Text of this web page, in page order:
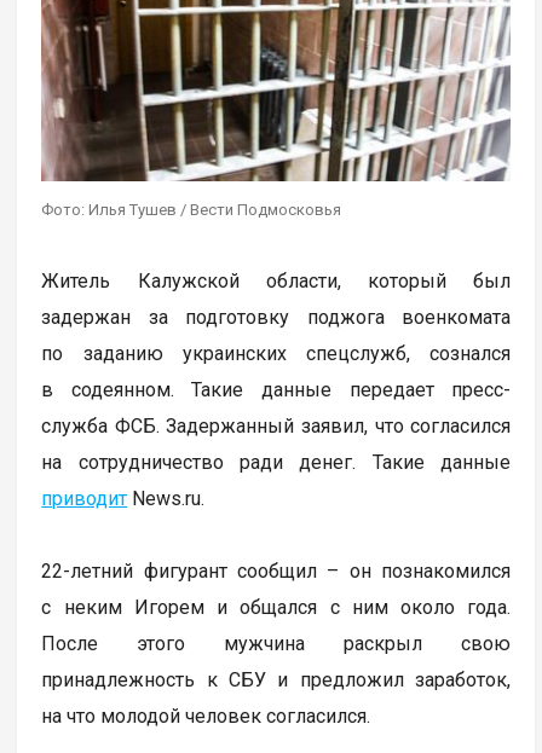
Фото: Илья Тушев / Вести Подмосковья
Житель Калужской области, который был
задержан за подготовку поджога военкомата
по заданию украинских спецслужб, сознался
в содеянном. Такие данные передает пресс-
служба ФСБ. Задержанный заявил, что согласился
на сотрудничество ради денег. Такие данные
приводит News.ru.
22-летний фигурант сообщил – он познакомился
с неким Игорем и общался с ним около года.
После этого мужчина раскрыл свою
принадлежность к СБУ и предложил заработок,
на что молодой человек согласился.